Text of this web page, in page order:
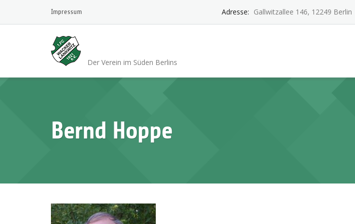
content
Impressum Adresse: Gallwitzallee 146, 12249 Berlin
Der Verein im Süden Berlins
Bernd Hoppe